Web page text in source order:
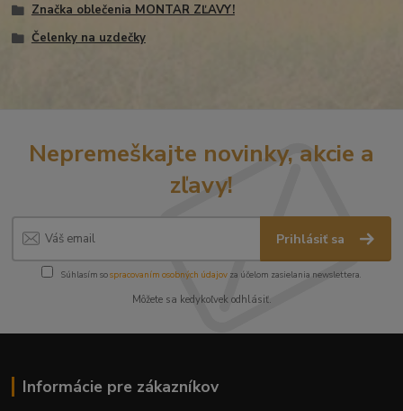
Značka oblečenia MONTAR ZĽAVY!
Čelenky na uzdečky
Nepremeškajte novinky, akcie a
zľavy!
Prihlásiť sa
Súhlasím sospracovaním osobných údajov za účelom zasielania newslettera.
Môžete sa kedykoľvek odhlásiť.
Informácie pre zákazníkov